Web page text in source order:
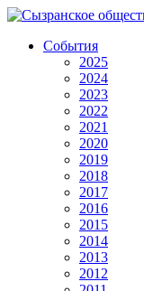
События
2025
2024
2023
2022
2021
2020
2019
2018
2017
2016
2015
2014
2013
2012